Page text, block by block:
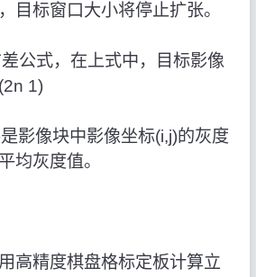
目标窗口大小将停止扩张。
公式，在上式中，目标影像
1)
影像块中影像坐标(i,j)的灰度
均灰度值。
高精度棋盘格标定板计算立